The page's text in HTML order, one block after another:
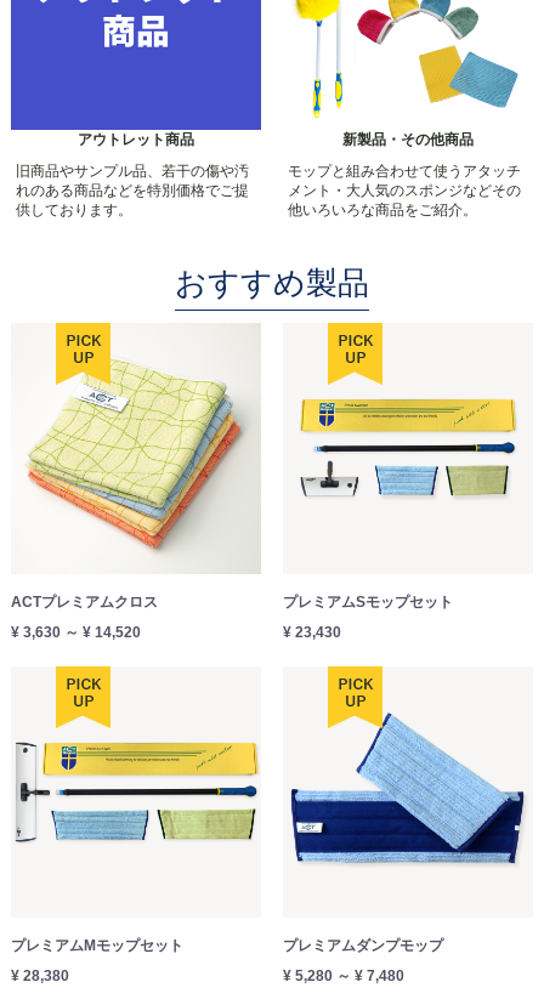
アウトレット商品
旧商品やサンプル品、若干の傷や汚
れのある商品などを特別価格でご提
供しております。
新製品・その他商品
モップと組み合わせて使うアタッチ
メント・大人気のスポンジなどその
他いろいろな商品をご紹介。
おすすめ製品
ACTプレミアムクロス
¥ 3,630 ～ ¥ 14,520
プレミアムSモップセット
¥ 23,430
プレミアムMモップセット
¥ 28,380
プレミアムダンプモップ
¥ 5,280 ～ ¥ 7,480